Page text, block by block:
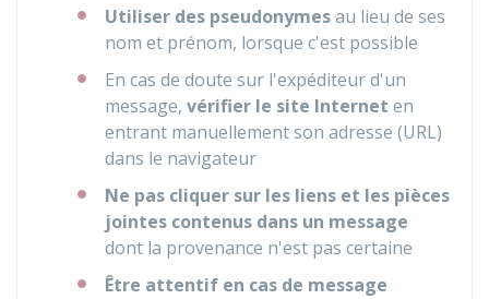
Utiliser des pseudonymesau lieu de ses
nom et prénom, lorsque c'est possible
En cas de doute sur l'expéditeur d'un
message, vérifier le site Internet en
entrant manuellement son adresse (URL)
dans le navigateur
Ne pas cliquer sur les liens et les pièces
jointes contenus dans un message
dont la provenance n'est pas certaine
Être attentif en cas de message